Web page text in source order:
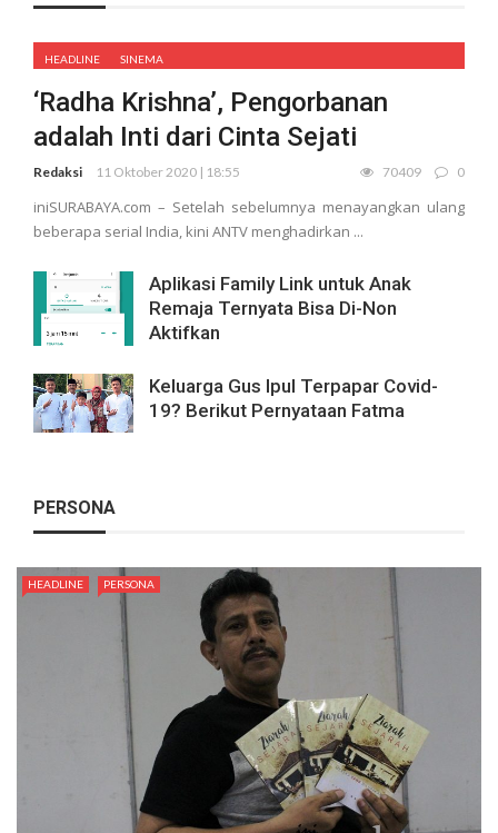
HEADLINE SINEMA
‘Radha Krishna’, Pengorbanan
adalah Inti dari Cinta Sejati
Redaksi 11 Oktober 2020 | 18:55 70409 0
iniSURABAYA.com – Setelah sebelumnya menayangkan ulang
beberapa serial India, kini ANTV menghadirkan ...
Aplikasi Family Link untuk Anak
Remaja Ternyata Bisa Di-Non
Aktifkan
Keluarga Gus Ipul Terpapar Covid-
19? Berikut Pernyataan Fatma
PERSONA
HEADLINE PERSONA